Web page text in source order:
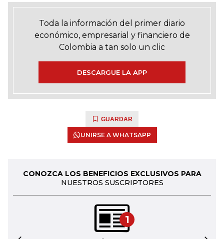
Toda la información del primer diario
económico, empresarial y financiero de
Colombia a tan solo un clic
DESCARGUE LA APP
GUARDAR
UNIRSE A WHATSAPP
CONOZCA LOS BENEFICIOS EXCLUSIVOS PARA
NUESTROS SUSCRIPTORES
1